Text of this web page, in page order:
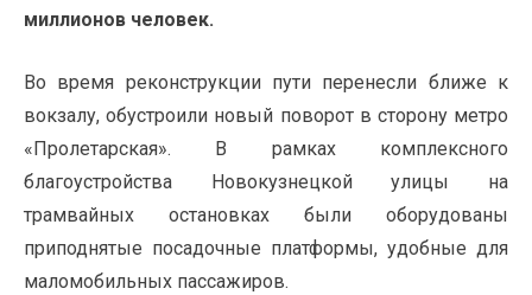
миллионов человек.
Во время реконструкции пути перенесли ближе к
вокзалу, обустроили новый поворот в сторону метро
«Пролетарская». В рамках комплексного
благоустройства Новокузнецкой улицы на
трамвайных остановках были оборудованы
приподнятые посадочные платформы, удобные для
маломобильных пассажиров.